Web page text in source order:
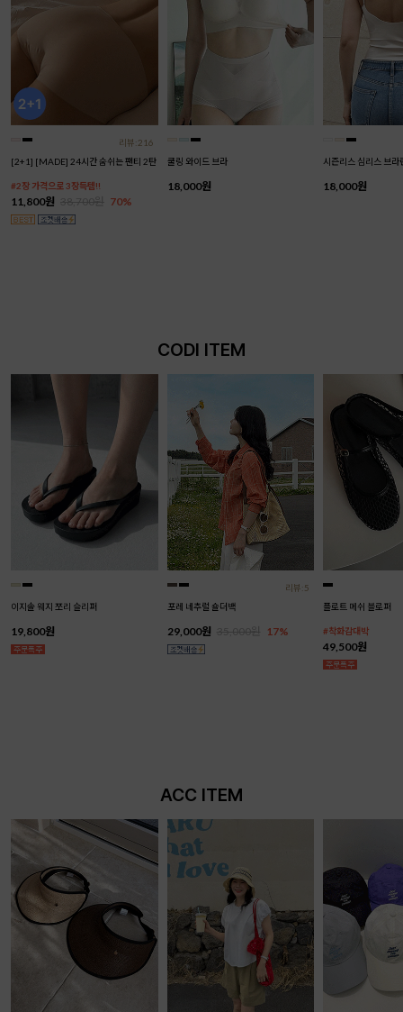
리뷰:216
[2+1] [MADE] 24시간 숨쉬는 팬티 2탄
#2장 가격으로 3장득템!!
11,800원 70%
쿨링 와이드 브라
18,000원
시즌리스 심리스 브라
18,000원
CODI ITEM
이지솔 웨지 쪼리 슬리퍼
19,800원
리뷰:5
포레 네추럴 숄더백
29,000원 17%
플로트 메쉬 블로퍼
#착화감대박
49,500원
ACC ITEM